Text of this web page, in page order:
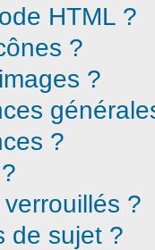
HTML ?
?
?
?
?
de sujet ?